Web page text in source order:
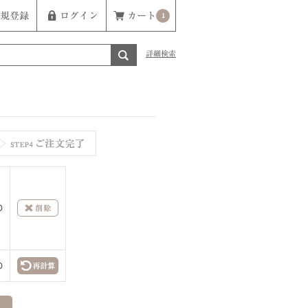
登録 ログイン カート 1
詳細検索